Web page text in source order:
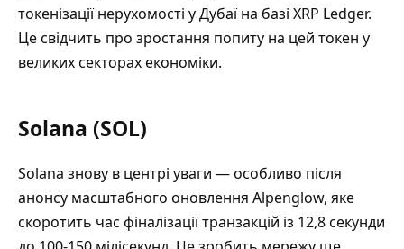
токенізації нерухомості у Дубаї на базі XRP Ledger.
Це свідчить про зростання попиту на цей токен у
великих секторах економіки.
Solana (SOL)
Solana знову в центрі уваги — особливо після
анонсу масштабного оновлення Alpenglow, яке
скоротить час фіналізації транзакцій із 12,8 секунди